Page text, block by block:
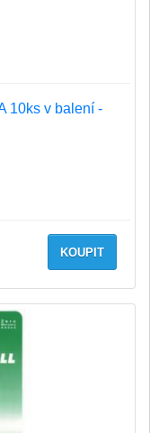
10ks v balení -
KOUPIT